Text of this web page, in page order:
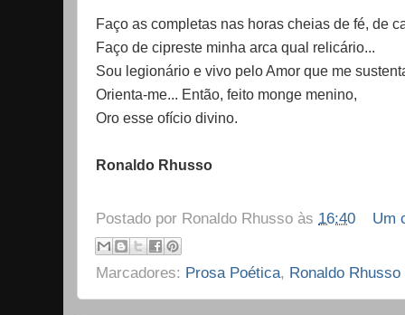
Faço as completas nas horas cheias de fé, de
Faço de cipreste minha arca qual relicário...
Sou legionário e vivo pelo Amor que me
Orienta-me... Então, feito monge menino,
Oro esse ofício divino.
Ronaldo Rhusso
Postado por Ronaldo Rhusso às 16:40 Um
Marcadores: Prosa Poética, Ronaldo Rhusso